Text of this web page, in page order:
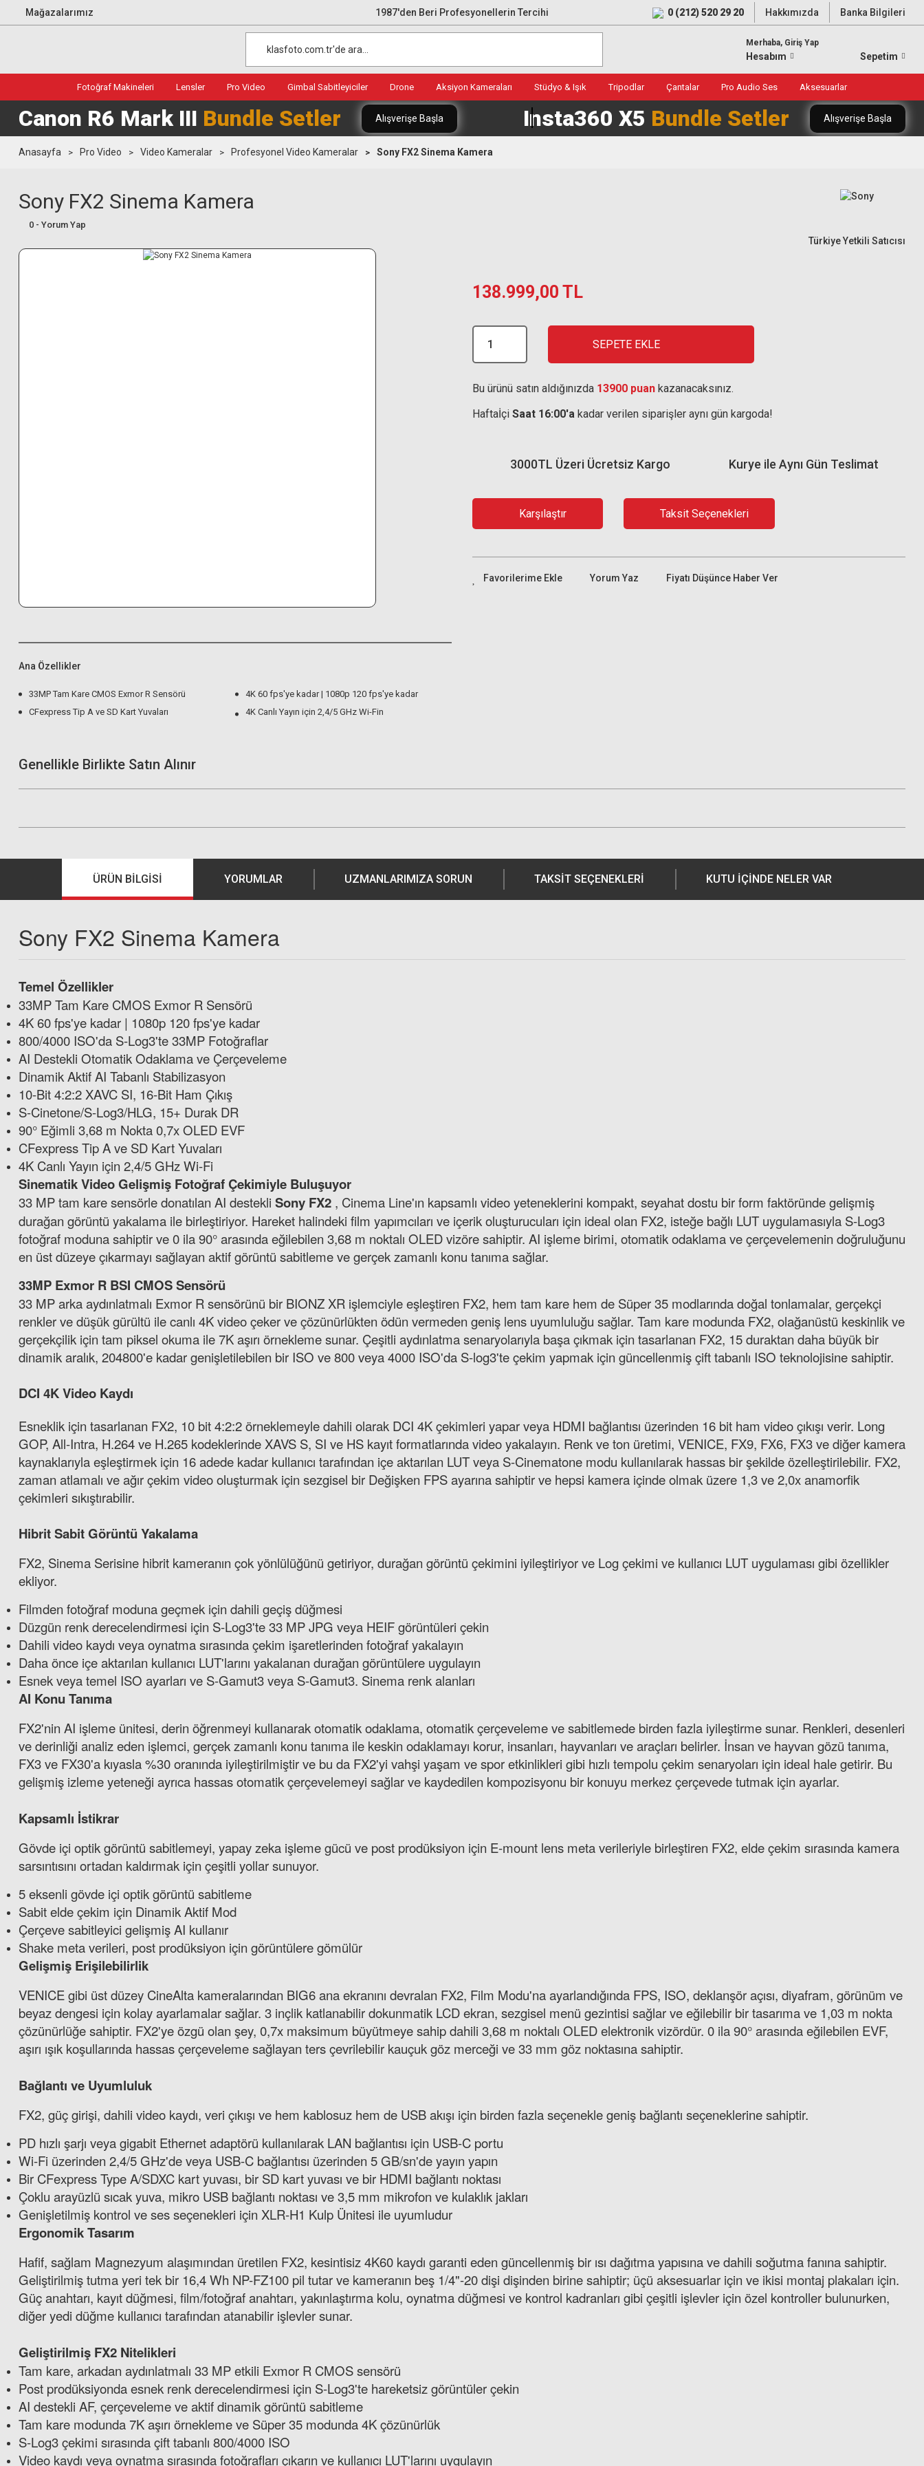
Mağazalarımız 1987'den Beri Profesyonellerin Tercihi 0 (212) 520 29 20 Hakkımızda Banka Bilgileri
Merhaba, Giriş Yap
Hesabım Sepetim
Fotoğraf Makineleri Lensler Pro Video Gimbal Sabitleyiciler Drone Aksiyon Kameraları Stüdyo & Işık Tripodlar Çantalar Pro Audio Ses Aksesuarlar
Canon R6 Mark III Bundle Setler Alışverişe Başla Insta360 X5 Bundle Setler Alışverişe Başla
Anasayfa Pro Video Video Kameralar Profesyonel Video Kameralar Sony FX2 Sinema Kamera
Sony FX2 Sinema Kamera
0 - Yorum Yap
Türkiye Yetkili Satıcısı
Ana Özellikler
33MP Tam Kare CMOS Exmor R Sensörü
4K 60 fps'ye kadar | 1080p 120 fps'ye kadar
CFexpress Tip A ve SD Kart Yuvaları
4K Canlı Yayın için 2,4/5 GHz Wi-Fin
138.999,00 TL
SEPETE EKLE
Bu ürünü satın aldığınızda 13900 puan kazanacaksınız.
Haftaİçi Saat 16:00'a kadar verilen siparişler aynı gün kargoda!
Kurye ile Aynı Gün Teslimat
3000TL Üzeri Ücretsiz Kargo
Karşılaştır Taksit Seçenekleri
Yorum Yaz Fiyatı Düşünce Haber Ver
Genellikle Birlikte Satın Alınır
Sony 640GB CFexpress Type A TOUGH Hafıza Kartı
49.599,00 TL
5.255,80 TL
Sony 320GB CFexpress Type A TOUGH Hafıza Kartı
26.998,92 TL
6.689,20 TL
ÜRÜN BILGISI YORUMLAR UZMANLARIMIZA SORUN TAKSIT SEÇENEKLERI KUTU İÇİNDE NELER VAR
Sony FX2 Sinema Kamera
Temel Özellikler
33MP Tam Kare CMOS Exmor R Sensörü
4K 60 fps'ye kadar | 1080p 120 fps'ye kadar
800/4000 ISO'da S-Log3'te 33MP Fotoğraflar
AI Destekli Otomatik Odaklama ve Çerçeveleme
Dinamik Aktif AI Tabanlı Stabilizasyon
10-Bit 4:2:2 XAVC SI, 16-Bit Ham Çıkış
S-Cinetone/S-Log3/HLG, 15+ Durak DR
90° Eğimli 3,68 m Nokta 0,7x OLED EVF
CFexpress Tip A ve SD Kart Yuvaları
4K Canlı Yayın için 2,4/5 GHz Wi-Fi
Sinematik Video Gelişmiş Fotoğraf Çekimiyle Buluşuyor
33 MP tam kare sensörle donatılan AI destekli Sony FX2 , Cinema Line'ın kapsamlı video yeteneklerini kompakt, seyahat dostu bir form faktöründe gelişmiş
durağan görüntü yakalama ile birleştiriyor. Hareket halindeki film yapımcıları ve içerik oluşturucuları için ideal olan FX2, isteğe bağlı LUT uygulamasıyla S-Log3
fotoğraf moduna sahiptir ve 0 ila 90° arasında eğilebilen 3,68 m noktalı OLED vizöre sahiptir. AI işleme birimi, otomatik odaklama ve çerçevelemenin doğruluğunu
en üst düzeye çıkarmayı sağlayan aktif görüntü sabitleme ve gerçek zamanlı konu tanıma sağlar.
33MP Exmor R BSI CMOS Sensörü
33 MP arka aydınlatmalı Exmor R sensörünü bir BIONZ XR işlemciyle eşleştiren FX2, hem tam kare hem de Süper 35 modlarında doğal tonlamalar, gerçekçi
renkler ve düşük gürültü ile canlı 4K video çeker ve çözünürlükten ödün vermeden geniş lens uyumluluğu sağlar. Tam kare modunda FX2, olağanüstü keskinlik ve
gerçekçilik için tam piksel okuma ile 7K aşırı örnekleme sunar. Çeşitli aydınlatma senaryolarıyla başa çıkmak için tasarlanan FX2, 15 duraktan daha büyük bir
dinamik aralık, 204800'e kadar genişletilebilen bir ISO ve 800 veya 4000 ISO'da S-log3'te çekim yapmak için güncellenmiş çift tabanlı ISO teknolojisine sahiptir.
DCI 4K Video Kaydı
Esneklik için tasarlanan FX2, 10 bit 4:2:2 örneklemeyle dahili olarak DCI 4K çekimleri yapar veya HDMI bağlantısı üzerinden 16 bit ham video çıkışı verir. Long
GOP, All-Intra, H.264 ve H.265 kodeklerinde XAVS S, SI ve HS kayıt formatlarında video yakalayın. Renk ve ton üretimi, VENICE, FX9, FX6, FX3 ve diğer kamera
kaynaklarıyla eşleştirmek için 16 adede kadar kullanıcı tarafından içe aktarılan LUT veya S-Cinematone modu kullanılarak hassas bir şekilde özelleştirilebilir. FX2,
zaman atlamalı ve ağır çekim video oluşturmak için sezgisel bir Değişken FPS ayarına sahiptir ve hepsi kamera içinde olmak üzere 1,3 ve 2,0x anamorfik
çekimleri sıkıştırabilir.
Hibrit Sabit Görüntü Yakalama
FX2, Sinema Serisine hibrit kameranın çok yönlülüğünü getiriyor, durağan görüntü çekimini iyileştiriyor ve Log çekimi ve kullanıcı LUT uygulaması gibi özellikler
ekliyor.
Filmden fotoğraf moduna geçmek için dahili geçiş düğmesi
Düzgün renk derecelendirmesi için S-Log3'te 33 MP JPG veya HEIF görüntüleri çekin
Dahili video kaydı veya oynatma sırasında çekim işaretlerinden fotoğraf yakalayın
Daha önce içe aktarılan kullanıcı LUT'larını yakalanan durağan görüntülere uygulayın
Esnek veya temel ISO ayarları ve S-Gamut3 veya S-Gamut3. Sinema renk alanları
AI Konu Tanıma
FX2'nin AI işleme ünitesi, derin öğrenmeyi kullanarak otomatik odaklama, otomatik çerçeveleme ve sabitlemede birden fazla iyileştirme sunar. Renkleri, desenleri
ve derinliği analiz eden işlemci, gerçek zamanlı konu tanıma ile keskin odaklamayı korur, insanları, hayvanları ve araçları belirler. İnsan ve hayvan gözü tanıma,
FX3 ve FX30'a kıyasla %30 oranında iyileştirilmiştir ve bu da FX2'yi vahşi yaşam ve spor etkinlikleri gibi hızlı tempolu çekim senaryoları için ideal hale getirir. Bu
gelişmiş izleme yeteneği ayrıca hassas otomatik çerçevelemeyi sağlar ve kaydedilen kompozisyonu bir konuyu merkez çerçevede tutmak için ayarlar.
Kapsamlı İstikrar
Gövde içi optik görüntü sabitlemeyi, yapay zeka işleme gücü ve post prodüksiyon için E-mount lens meta verileriyle birleştiren FX2, elde çekim sırasında kamera
sarsıntısını ortadan kaldırmak için çeşitli yollar sunuyor.
5 eksenli gövde içi optik görüntü sabitleme
Sabit elde çekim için Dinamik Aktif Mod
Çerçeve sabitleyici gelişmiş AI kullanır
Shake meta verileri, post prodüksiyon için görüntülere gömülür
Gelişmiş Erişilebilirlik
VENICE gibi üst düzey CineAlta kameralarından BIG6 ana ekranını devralan FX2, Film Modu'na ayarlandığında FPS, ISO, deklanşör açısı, diyafram, görünüm ve
beyaz dengesi için kolay ayarlamalar sağlar. 3 inçlik katlanabilir dokunmatik LCD ekran, sezgisel menü gezintisi sağlar ve eğilebilir bir tasarıma ve 1,03 m nokta
çözünürlüğe sahiptir. FX2'ye özgü olan şey, 0,7x maksimum büyütmeye sahip dahili 3,68 m noktalı OLED elektronik vizördür. 0 ila 90° arasında eğilebilen EVF,
aşırı ışık koşullarında hassas çerçeveleme sağlayan ters çevrilebilir kauçuk göz merceği ve 33 mm göz noktasına sahiptir.
Bağlantı ve Uyumluluk
FX2, güç girişi, dahili video kaydı, veri çıkışı ve hem kablosuz hem de USB akışı için birden fazla seçenekle geniş bağlantı seçeneklerine sahiptir.
PD hızlı şarjı veya gigabit Ethernet adaptörü kullanılarak LAN bağlantısı için USB-C portu
Wi-Fi üzerinden 2,4/5 GHz'de veya USB-C bağlantısı üzerinden 5 GB/sn'de yayın yapın
Bir CFexpress Type A/SDXC kart yuvası, bir SD kart yuvası ve bir HDMI bağlantı noktası
Çoklu arayüzlü sıcak yuva, mikro USB bağlantı noktası ve 3,5 mm mikrofon ve kulaklık jakları
Genişletilmiş kontrol ve ses seçenekleri için XLR-H1 Kulp Ünitesi ile uyumludur
Ergonomik Tasarım
Hafif, sağlam Magnezyum alaşımından üretilen FX2, kesintisiz 4K60 kaydı garanti eden güncellenmiş bir ısı dağıtma yapısına ve dahili soğutma fanına sahiptir.
Geliştirilmiş tutma yeri tek bir 16,4 Wh NP-FZ100 pil tutar ve kameranın beş 1/4"-20 dişi dişinden birine sahiptir; üçü aksesuarlar için ve ikisi montaj plakaları için.
Güç anahtarı, kayıt düğmesi, film/fotoğraf anahtarı, yakınlaştırma kolu, oynatma düğmesi ve kontrol kadranları gibi çeşitli işlevler için özel kontroller bulunurken,
diğer yedi düğme kullanıcı tarafından atanabilir işlevler sunar.
Geliştirilmiş FX2 Nitelikleri
Tam kare, arkadan aydınlatmalı 33 MP etkili Exmor R CMOS sensörü
Post prodüksiyonda esnek renk derecelendirmesi için S-Log3'te hareketsiz görüntüler çekin
AI destekli AF, çerçeveleme ve aktif dinamik görüntü sabitleme
Tam kare modunda 7K aşırı örnekleme ve Süper 35 modunda 4K çözünürlük
S-Log3 çekimi sırasında çift tabanlı 800/4000 ISO
Video kaydı veya oynatma sırasında fotoğrafları çıkarın ve kullanıcı LUT'larını uygulayın